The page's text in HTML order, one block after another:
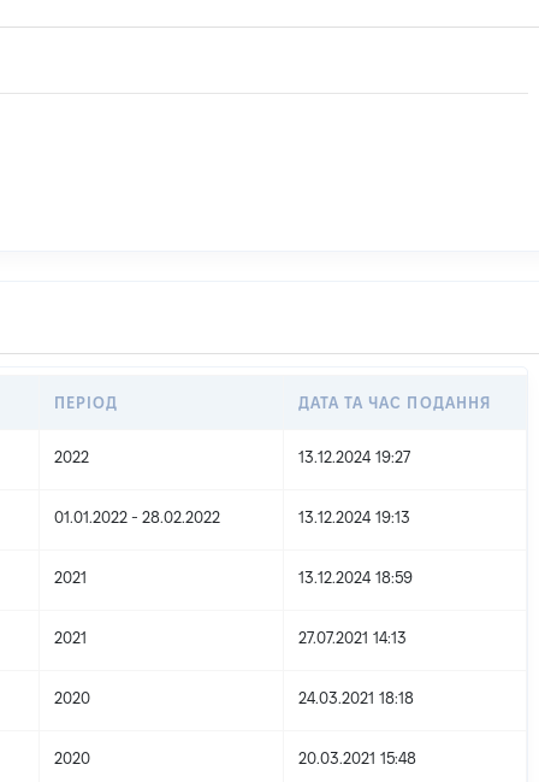
ПЕРІОД ДАТА ТА ЧАС ПОДАННЯ
2022 13.12.2024 19:27
01.01.2022 - 28.02.2022 13.12.2024 19:13
2021 13.12.2024 18:59
2021 27.07.2021 14:13
2020 24.03.2021 18:18
2020 20.03.2021 15:48